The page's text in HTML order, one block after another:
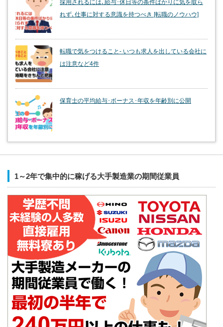
採用されるには､給与･休日等の条件ばかりに気を取ら
れず､仕事に対する意識を持つべき [転職のノウハウ]
転職で気をつけること- いつも求人を出している会社に
は注意など4件
保育士の平均給与･ボーナス･年収を年齢別に公開
1～2年で集中的に稼げる大手製造業の期間従業員